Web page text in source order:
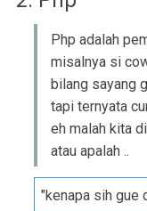
Php adalah
misalnya si
bilang sayang
tapi ternyata
eh malah kita
atau apalah ..
"kenapa sih gue